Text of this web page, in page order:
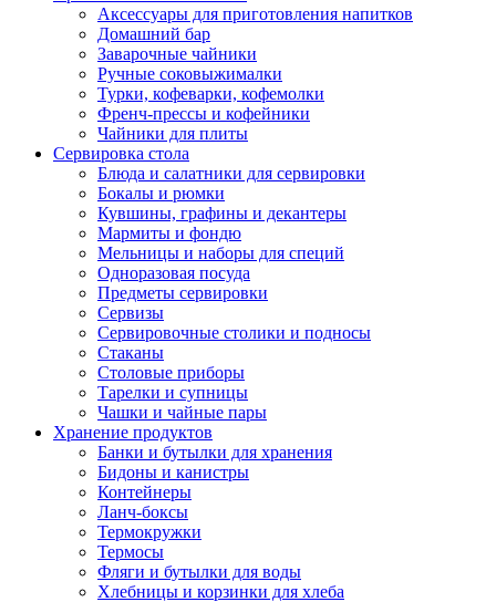
Аксессуары для приготовления напитков
Домашний бар
Заварочные чайники
Ручные соковыжималки
Турки, кофеварки, кофемолки
Френч-прессы и кофейники
Чайники для плиты
Сервировка стола
Блюда и салатники для сервировки
Бокалы и рюмки
Кувшины, графины и декантеры
Мармиты и фондю
Мельницы и наборы для специй
Одноразовая посуда
Предметы сервировки
Сервизы
Сервировочные столики и подносы
Стаканы
Столовые приборы
Тарелки и супницы
Чашки и чайные пары
Хранение продуктов
Банки и бутылки для хранения
Бидоны и канистры
Контейнеры
Ланч-боксы
Термокружки
Термосы
Фляги и бутылки для воды
Хлебницы и корзинки для хлеба